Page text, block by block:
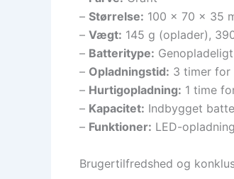
– Størrelse: 100 x 70 x 35
– Vægt: 145 g (oplader),
– Batteritype:
– Opladningstid: 3 timer for
– Hurtigopladning: 1 time
– Kapacitet: Indbygget
– Funktioner: LED-
Brugertilfredshed og